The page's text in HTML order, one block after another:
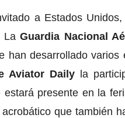
a Estados
LaGuardia Nacional
desarrollado varios
Aviator Daily la
presente en la
que también